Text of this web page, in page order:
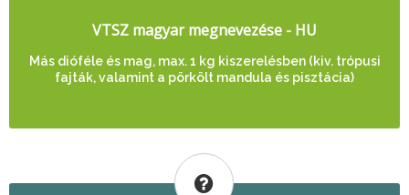
VTSZ magyar megnevezése - HU
Más dióféle és mag, max. 1 kg kiszerelésben (kiv. trópusi
fajták, valamint a pörkölt mandula és pisztácia)